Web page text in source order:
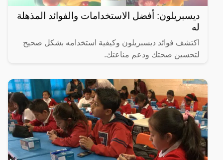
ديسبريلون: أفضل الاستخدامات والفوائد المذهلة
له
اكتشف فوائد ديسبريلون وكيفية استخدامه بشكل صحيح
لتحسين صحتك ودعم مناعتك.